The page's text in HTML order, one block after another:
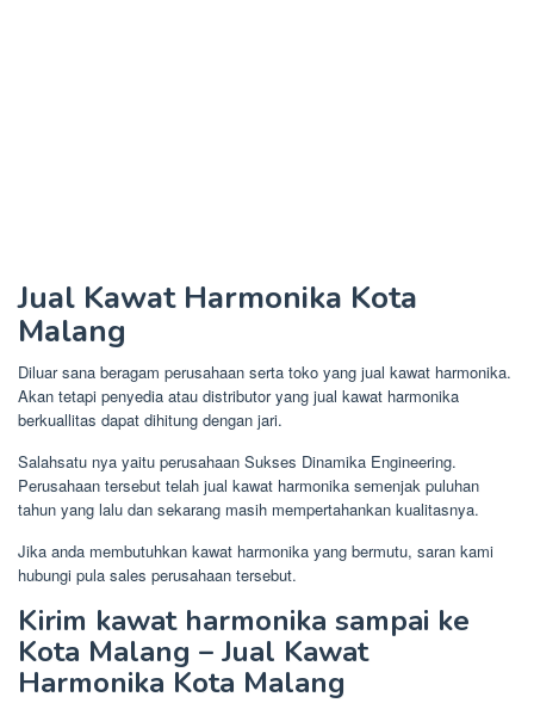
Jual Kawat Harmonika Kota
Malang
Diluar sana beragam perusahaan serta toko yang jual kawat harmonika.
Akan tetapi penyedia atau distributor yang jual kawat harmonika
berkuallitas dapat dihitung dengan jari.
Salahsatu nya yaitu perusahaan Sukses Dinamika Engineering.
Perusahaan tersebut telah jual kawat harmonika semenjak puluhan
tahun yang lalu dan sekarang masih mempertahankan kualitasnya.
Jika anda membutuhkan kawat harmonika yang bermutu, saran kami
hubungi pula sales perusahaan tersebut.
Kirim kawat harmonika sampai ke
Kota Malang – Jual Kawat
Harmonika Kota Malang